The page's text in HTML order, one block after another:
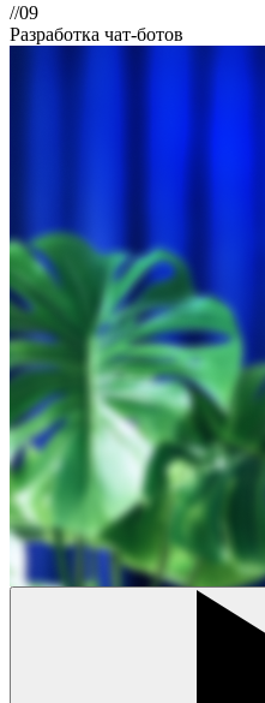
//09
Разработка чат-ботов